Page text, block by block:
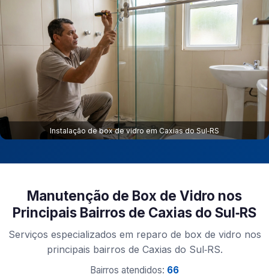
Instalação de box de vidro em Caxias do Sul‑RS
Manutenção de Box de Vidro nos
Principais Bairros de Caxias do Sul‑RS
Serviços especializados em reparo de box de vidro nos
principais bairros de Caxias do Sul‑RS.
Bairros atendidos: 66